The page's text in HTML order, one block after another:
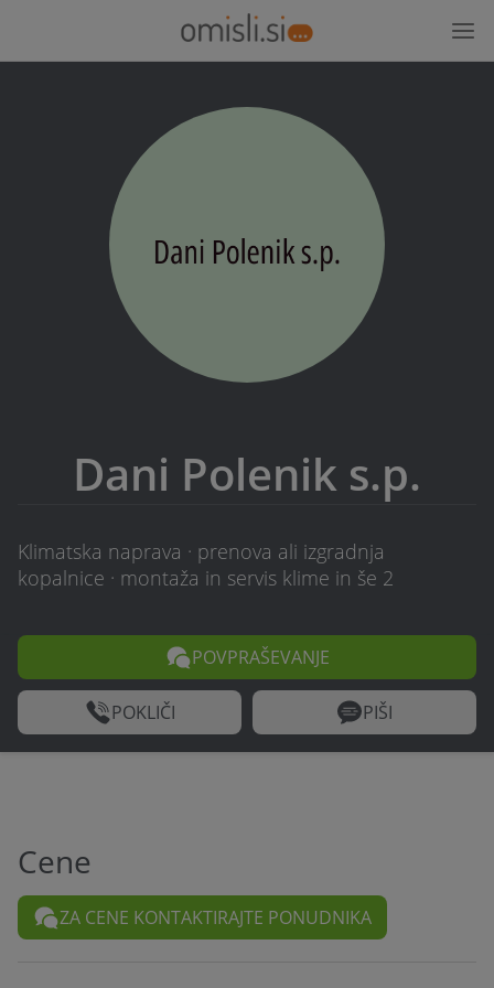
Dani Polenik s.p.
Klimatska naprava · prenova ali izgradnja
kopalnice · montaža in servis klime in še 2
POVPRAŠEVANJE
POKLIČI PIŠI
Cene
ZA CENE KONTAKTIRAJTE PONUDNIKA